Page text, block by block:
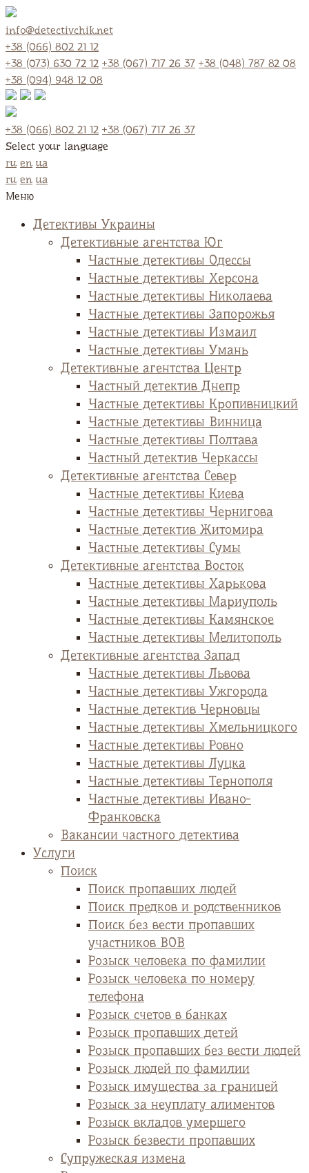
info@detectivchik.net
+38 (066) 802 21 12
+38 (073) 630 72 12 +38 (067) 717 26 37 +38 (048) 787 82 08
+38 (094) 948 12 08
+38 (066) 802 21 12 +38 (067) 717 26 37
Select your language
ru en ua
ru en ua
Меню
Детективы Украины
Детективные агентства Юг
Частные детективы Одессы
Частные детективы Херсона
Частные детективы Николаева
Частные детективы Запорожья
Частные детективы Измаил
Частные детективы Умань
Детективные агентства Центр
Частный детектив Днепр
Частные детективы Кропивницкий
Частные детективы Винница
Частные детективы Полтава
Частный детектив Черкассы
Детективные агентства Север
Частные детективы Киева
Частные детективы Чернигова
Частные детектив Житомира
Частные детективы Сумы
Детективные агентства Восток
Частные детективы Харькова
Частные детективы Мариуполь
Частные детективы Камянское
Частные детективы Мелитополь
Детективные агентства Запад
Частные детективы Львова
Частные детективы Ужгорода
Частные детектив Черновцы
Частные детективы Хмельницкого
Частные детективы Ровно
Частные детективы Луцка
Частные детективы Тернополя
Частные детективы Ивано-
Франковска
Вакансии частного детектива
Услуги
Поиск
Поиск пропавших людей
Поиск предков и родственников
Поиск без вести пропавших
участников ВОВ
Розыск человека по фамилии
Розыск человека по номеру
телефона
Розыск счетов в банках
Розыск пропавших детей
Розыск пропавших без вести людей
Розыск людей по фамилии
Розыск имущества за границей
Розыск за неуплату алиментов
Розыск вкладов умершего
Розыск безвести пропавших
Супружеская измена